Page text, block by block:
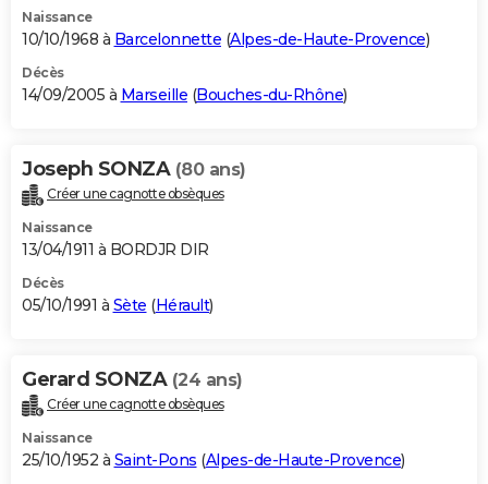
Naissance
10/10/1968 à Barcelonnette (Alpes-de-Haute-Provence)
Décès
14/09/2005 à Marseille (Bouches-du-Rhône)
Joseph SONZA (80 ans)
Créer une cagnotte obsèques
Naissance
13/04/1911 à BORDJR DIR
Décès
05/10/1991 à Sète (Hérault)
Gerard SONZA (24 ans)
Créer une cagnotte obsèques
Naissance
25/10/1952 à Saint-Pons (Alpes-de-Haute-Provence)